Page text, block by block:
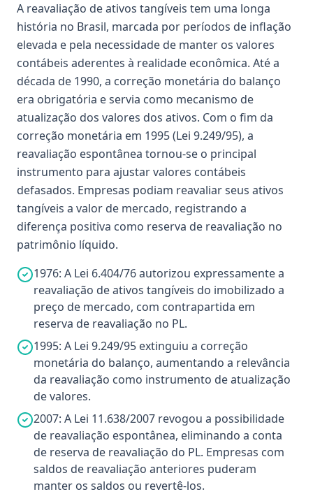
A reavaliação de ativos tangíveis tem uma longa
história no Brasil, marcada por períodos de inflação
elevada e pela necessidade de manter os valores
contábeis aderentes à realidade econômica. Até a
década de 1990, a correção monetária do balanço
era obrigatória e servia como mecanismo de
atualização dos valores dos ativos. Com o fim da
correção monetária em 1995 (Lei 9.249/95), a
reavaliação espontânea tornou-se o principal
instrumento para ajustar valores contábeis
defasados. Empresas podiam reavaliar seus ativos
tangíveis a valor de mercado, registrando a
diferença positiva como reserva de reavaliação no
patrimônio líquido.
1976: A Lei 6.404/76 autorizou expressamente a
reavaliação de ativos tangíveis do imobilizado a
preço de mercado, com contrapartida em
reserva de reavaliação no PL.
1995: A Lei 9.249/95 extinguiu a correção
monetária do balanço, aumentando a relevância
da reavaliação como instrumento de atualização
de valores.
2007: A Lei 11.638/2007 revogou a possibilidade
de reavaliação espontânea, eliminando a conta
de reserva de reavaliação do PL. Empresas com
saldos de reavaliação anteriores puderam
manter os saldos ou revertê-los.